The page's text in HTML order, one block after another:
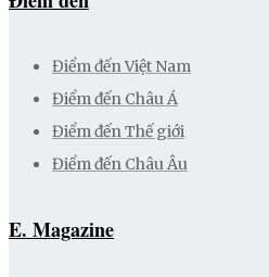
Điểm đến Việt Nam
Điểm đến Châu Á
Điểm đến Thế giới
Điểm đến Châu Âu
E. Magazine